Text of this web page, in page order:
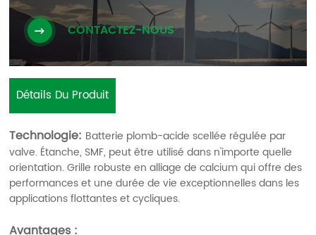
CONTACTEZ-NOUS
Détails Du Produit
Technologie: Batterie plomb-acide scellée régulée par
valve. Étanche, SMF, peut être utilisé dans n'importe quelle
orientation. Grille robuste en alliage de calcium qui offre des
performances et une durée de vie exceptionnelles dans les
applications flottantes et cycliques.
Avantages :